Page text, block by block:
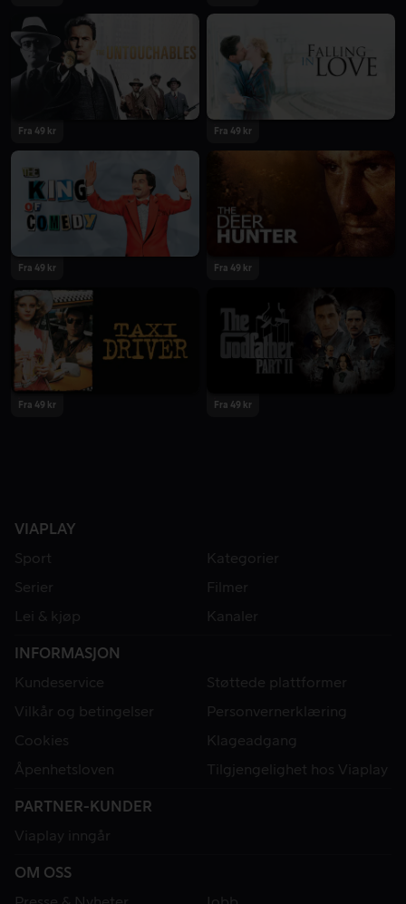
Fra 49 kr Fra 49 kr
Fra 49 kr Fra 49 kr
Fra 49 kr Fra 49 kr
VIAPLAY
Sport
Kategorier
Serier
Filmer
Lei & kjøp
Kanaler
INFORMASJON
Kundeservice
Støttede plattformer
Vilkår og betingelser
Personvernerklæring
Cookies
Klageadgang
Åpenhetsloven
Tilgjengelighet hos Viaplay
PARTNER-KUNDER
Viaplay inngår
OM OSS